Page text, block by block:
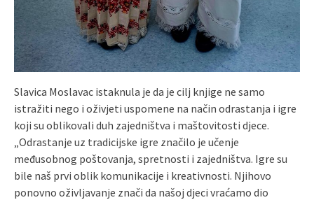
Slavica Moslavac istaknula je da je cilj knjige ne samo
istražiti nego i oživjeti uspomene na način odrastanja i igre
koji su oblikovali duh zajedništva i maštovitosti djece.
„Odrastanje uz tradicijske igre značilo je učenje
međusobnog poštovanja, spretnosti i zajedništva. Igre su
bile naš prvi oblik komunikacije i kreativnosti. Njihovo
ponovno oživljavanje znači da našoj djeci vraćamo dio